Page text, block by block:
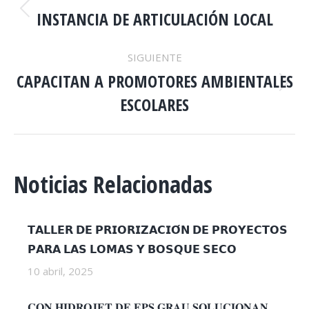
ENTRE
PUBLICACIONES
Publicación
INSTANCIA DE ARTICULACIÓN LOCAL
SIGUIENTE
Publicación
siguiente:
CAPACITAN A PROMOTORES AMBIENTALES
ESCOLARES
Noticias Relacionadas
𝗧𝗔𝗟𝗟𝗘𝗥 𝗗𝗘 𝗣𝗥𝗜𝗢𝗥𝗜𝗭𝗔𝗖𝗜𝗢́𝗡 𝗗𝗘 𝗣𝗥𝗢𝗬𝗘𝗖𝗧𝗢𝗦
𝗣𝗔𝗥𝗔 𝗟𝗔𝗦 𝗟𝗢𝗠𝗔𝗦 𝗬 𝗕𝗢𝗦𝗤𝗨𝗘 𝗦𝗘𝗖𝗢
10 abril, 2025